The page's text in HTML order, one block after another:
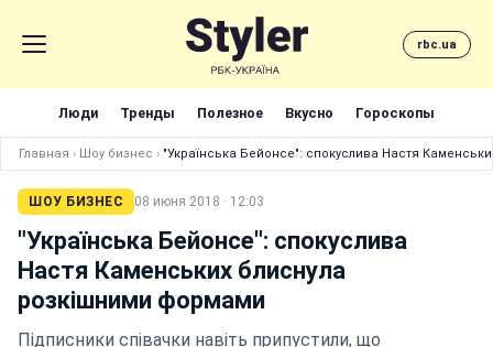
rbc.ua
Люди Тренды Полезное Вкусно Гороскопы
Главная › Шоу бизнес › "Українська Бейонсе": спокуслива Настя
ШОУ БИЗНЕС 08 июня 2018 · 12:03
"Українська Бейонсе": спокуслива
Настя Каменських блиснула
розкішними формами
Підписники співачки навіть припустили, що